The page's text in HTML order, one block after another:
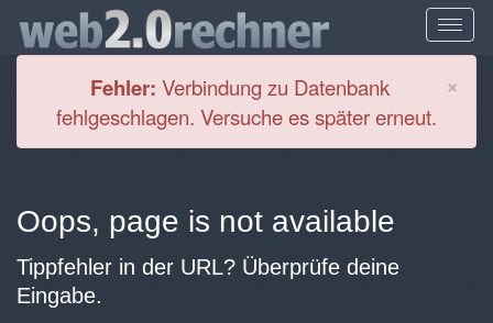
×
Fehler: Verbindung zu Datenbank
fehlgeschlagen. Versuche es später erneut.
Oops, page is not available
Tippfehler in der URL? Überprüfe deine
Eingabe.